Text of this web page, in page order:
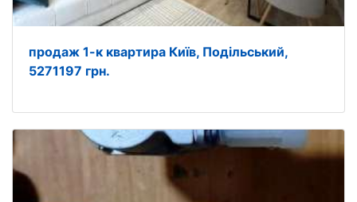
продаж 1-к квартира Київ, Подільський,
5271197 грн.